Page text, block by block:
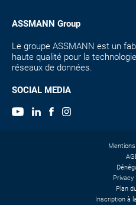
ASSMANN Group
Le groupe ASSMANN est un
haute qualité pour la
réseaux de données.
SOCIAL MEDIA
Privacy
Plan
Inscription à